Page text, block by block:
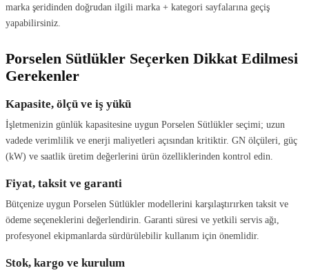
marka şeridinden doğrudan ilgili marka + kategori sayfalarına geçiş
yapabilirsiniz.
Porselen Sütlükler Seçerken Dikkat Edilmesi
Gerekenler
Kapasite, ölçü ve iş yükü
İşletmenizin günlük kapasitesine uygun Porselen Sütlükler seçimi; uzun
vadede verimlilik ve enerji maliyetleri açısından kritiktir. GN ölçüleri, güç
(kW) ve saatlik üretim değerlerini ürün özelliklerinden kontrol edin.
Fiyat, taksit ve garanti
Bütçenize uygun Porselen Sütlükler modellerini karşılaştırırken taksit ve
ödeme seçeneklerini değerlendirin. Garanti süresi ve yetkili servis ağı,
profesyonel ekipmanlarda sürdürülebilir kullanım için önemlidir.
Stok, kargo ve kurulum